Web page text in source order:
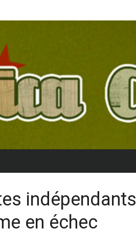
indépendants
en échec